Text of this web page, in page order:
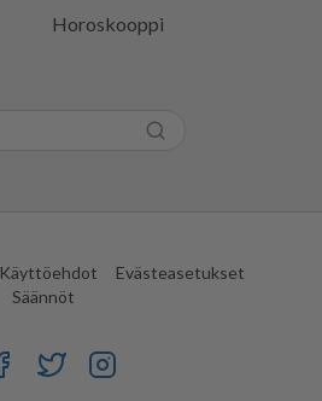
Horoskooppi
Käyttöehdot
Evästeasetukset
Säännöt